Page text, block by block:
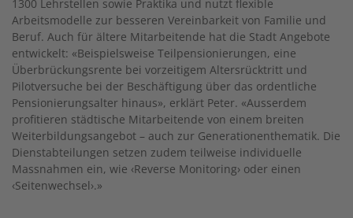
1300 Lehrstellen sowie Praktika und nutzt flexible
Arbeitsmodelle zur besseren Vereinbarkeit von Familie und
Beruf. Auch für ältere Mitarbeitende hat die Stadt Angebote
entwickelt: «Beispielsweise Teilpensionierungen, eine
Überbrückungsrente bei vorzeitigem Altersrücktritt und
Pilotversuche bei der Beschäftigung über das ordentliche
Pensionierungsalter hinaus», erklärt Peter. «Ausserdem
profitieren städtische Mitarbeitende von einem breiten
Weiterbildungsangebot – auch zur Generationenthematik. Die
Dienstabteilungen setzen zudem teilweise individuelle
Massnahmen ein, wie ‹Reverse Monitoring› oder einen
‹Seitenwechsel›.»